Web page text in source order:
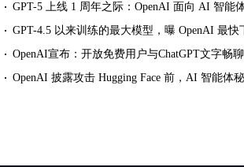
OpenAI宣布：开放免费用户与ChatGPT文字畅聊